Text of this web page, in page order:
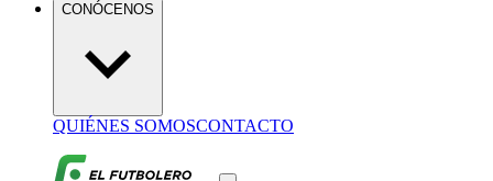
CONÓCENOS
QUIÉNES SOMOSCONTACTO